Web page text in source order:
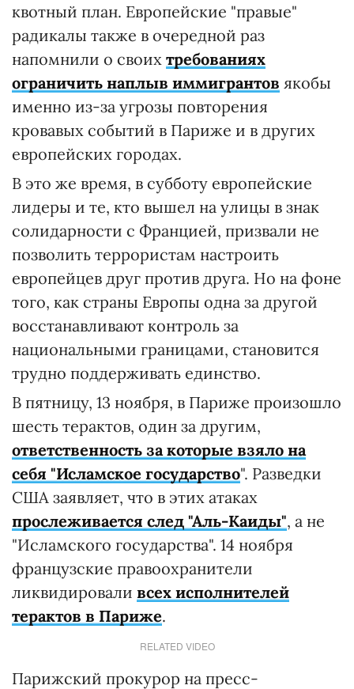
квотный план. Европейские "правые"
радикалы также в очередной раз
напомнили о своих требованиях
ограничить наплыв иммигрантов якобы
именно из-за угрозы повторения
кровавых событий в Париже и в других
европейских городах.
В это же время, в субботу европейские
лидеры и те, кто вышел на улицы в знак
солидарности с Францией, призвали не
позволить террористам настроить
европейцев друг против друга. Но на фоне
того, как страны Европы одна за другой
восстанавливают контроль за
национальными границами, становится
трудно поддерживать единство.
В пятницу, 13 ноября, в Париже произошло
шесть терактов, один за другим,
ответственность за которые взяло на
себя "Исламское государство". Разведки
США заявляет, что в этих атаках
прослеживается след "Аль-Каиды", а не
"Исламского государства". 14 ноября
французские правоохранители
ликвидировали всех исполнителей
терактов в Париже.
RELATED VIDEO
Парижский прокурор на пресс-